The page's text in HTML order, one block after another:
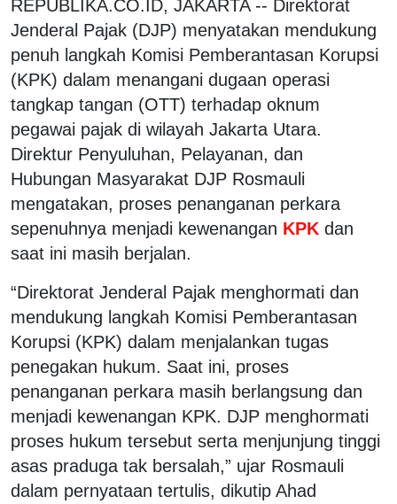
REPUBLIKA.CO.ID, JAKARTA -- Direktorat
Jenderal Pajak (DJP) menyatakan mendukung
penuh langkah Komisi Pemberantasan Korupsi
(KPK) dalam menangani dugaan operasi
tangkap tangan (OTT) terhadap oknum
pegawai pajak di wilayah Jakarta Utara.
Direktur Penyuluhan, Pelayanan, dan
Hubungan Masyarakat DJP Rosmauli
mengatakan, proses penanganan perkara
sepenuhnya menjadi kewenangan KPK dan
saat ini masih berjalan.
“Direktorat Jenderal Pajak menghormati dan
mendukung langkah Komisi Pemberantasan
Korupsi (KPK) dalam menjalankan tugas
penegakan hukum. Saat ini, proses
penanganan perkara masih berlangsung dan
menjadi kewenangan KPK. DJP menghormati
proses hukum tersebut serta menjunjung tinggi
asas praduga tak bersalah,” ujar Rosmauli
dalam pernyataan tertulis, dikutip Ahad